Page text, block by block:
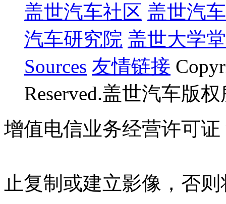
盖世汽车社区 盖世汽
汽车研究院 盖世大学堂
Sources 友情链接
Reserved.盖世汽车版
增值电信业务经营许可证
止复制或建立影像，否